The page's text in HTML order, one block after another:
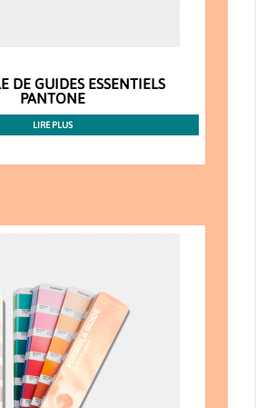
DE GUIDES ESSENTIELS
PANTONE
LIRE PLUS